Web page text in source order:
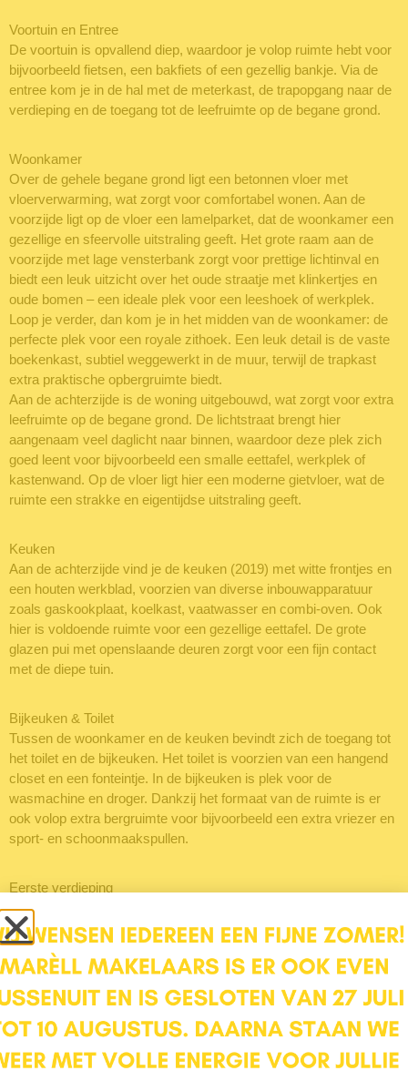
Voortuin en Entree
De voortuin is opvallend diep, waardoor je volop ruimte hebt voor
bijvoorbeeld fietsen, een bakfiets of een gezellig bankje. Via de
entree kom je in de hal met de meterkast, de trapopgang naar de
verdieping en de toegang tot de leefruimte op de begane grond.
Woonkamer
Over de gehele begane grond ligt een betonnen vloer met
vloerverwarming, wat zorgt voor comfortabel wonen. Aan de
voorzijde ligt op de vloer een lamelparket, dat de woonkamer een
gezellige en sfeervolle uitstraling geeft. Het grote raam aan de
voorzijde met lage vensterbank zorgt voor prettige lichtinval en
biedt een leuk uitzicht over het oude straatje met klinkertjes en
oude bomen – een ideale plek voor een leeshoek of werkplek.
Loop je verder, dan kom je in het midden van de woonkamer: de
perfecte plek voor een royale zithoek. Een leuk detail is de vaste
boekenkast, subtiel weggewerkt in de muur, terwijl de trapkast
extra praktische opbergruimte biedt.
Aan de achterzijde is de woning uitgebouwd, wat zorgt voor extra
leefruimte op de begane grond. De lichtstraat brengt hier
aangenaam veel daglicht naar binnen, waardoor deze plek zich
goed leent voor bijvoorbeeld een smalle eettafel, werkplek of
kastenwand. Op de vloer ligt hier een moderne gietvloer, wat de
ruimte een strakke en eigentijdse uitstraling geeft.
Keuken
Aan de achterzijde vind je de keuken (2019) met witte frontjes en
een houten werkblad, voorzien van diverse inbouwapparatuur
zoals gaskookplaat, koelkast, vaatwasser en combi-oven. Ook
hier is voldoende ruimte voor een gezellige eettafel. De grote
glazen pui met openslaande deuren zorgt voor een fijn contact
met de diepe tuin.
Bijkeuken & Toilet
Tussen de woonkamer en de keuken bevindt zich de toegang tot
het toilet en de bijkeuken. Het toilet is voorzien van een hangend
closet en een fonteintje. In de bijkeuken is plek voor de
wasmachine en droger. Dankzij het formaat van de ruimte is er
ook volop extra bergruimte voor bijvoorbeeld een extra vriezer en
sport- en schoonmaakspullen.
Eerste verdieping
De trap in de hal brengt je naar de overloop op de eerste
verdieping, met toegang tot drie slaapkamers en de badkamer.
De twee grootste slaapkamers zijn respectievelijk ongeveer 9 en
10 m², terwijl de derde iets kleiner is en ideaal kan dienen als
babykamer of thuiswerkplek.
De badkamer (2015) ligt aan de voorzijde van de woning en heeft
een raam voor natuurlijke ventilatie. Hier vind je alles wat je nodig